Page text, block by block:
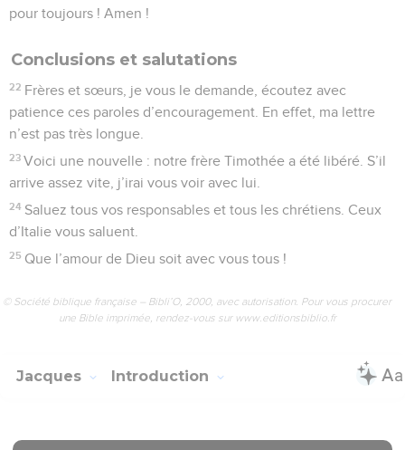
pour toujours ! Amen !
Conclusions et salutations
22 Frères et sœurs, je vous le demande, écoutez avec
patience ces paroles d’encouragement. En effet, ma lettre
n’est pas très longue.
23 Voici une nouvelle : notre frère Timothée a été libéré. S’il
arrive assez vite, j’irai vous voir avec lui.
24 Saluez tous vos responsables et tous les chrétiens. Ceux
d’Italie vous saluent.
25 Que l’amour de Dieu soit avec vous tous !
© Société biblique française – Bibli’O, 2000, avec autorisation. Pour vous procurer
une Bible imprimée, rendez-vous sur www.editionsbiblio.fr
Jacques Introduction